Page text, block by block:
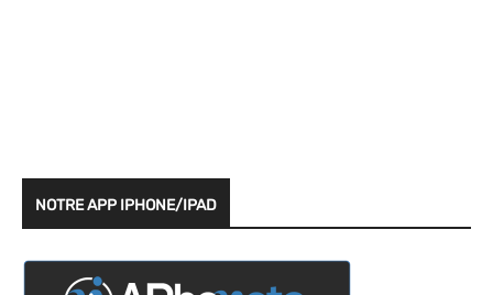
NOTRE APP IPHONE/IPAD